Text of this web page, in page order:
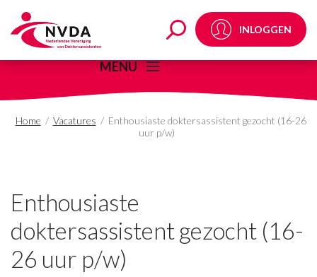
Enthousiaste INLOGGEN
MENU
Home / Vacatures / Enthousiaste doktersassistent gezocht (16-26
uur p/w)
Enthousiaste
doktersassistent gezocht (16-
26 uur p/w)